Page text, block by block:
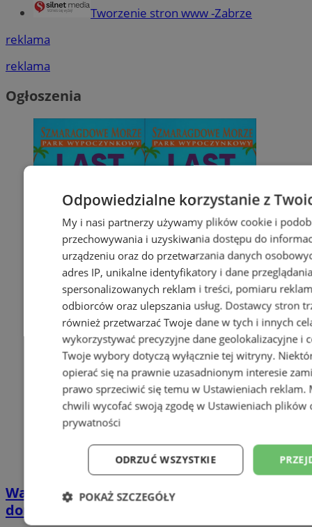
Tworzenie stron www -Zabrze
reklama
reklama
Ogłoszenia
Wakacyjny wypoczynek nad Bałtykiem w
domkach Szmaragdowe Morze
Odpowiedzialne korzystanie z
My i nasi partnerzy używamy plików cookie i
przechowywania i uzyskiwania dostępu do
urządzeniu oraz do przetwarzania danych
adres IP, unikalne identyfikatory i dane
spersonalizowanych reklam i treści, pomiaru
odbiorców oraz ulepszania usług. Dostawcy stron
również przetwarzać Twoje dane w tych i innych
wykorzystywać precyzyjne dane geolokalizacyjne i
Twoje wybory dotyczą wyłącznie tej witryny.
opierać się na prawnie uzasadnionym interesie
prawo sprzeciwić się temu w Ustawieniach reklam.
chwili wycofać swoją zgodę w Ustawieniach plików
prywatności
ODRZUĆ WSZYSTKIE
POKAŻ SZCZEGÓŁY